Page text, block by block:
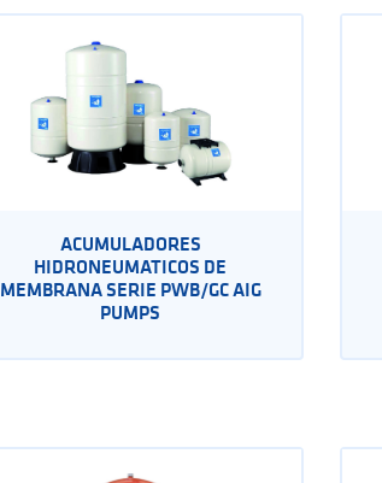
ACUMULADORES
HIDRONEUMATICOS DE
MEMBRANA SERIE PWB/GC AIG
PUMPS